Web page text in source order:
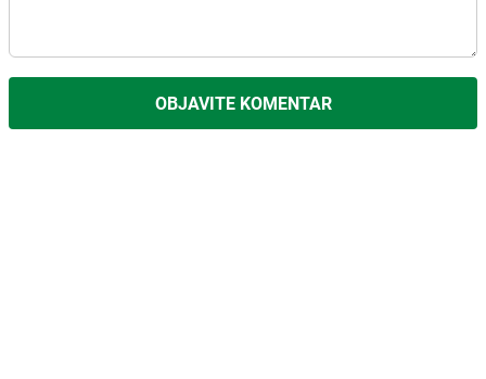
OBJAVITE KOMENTAR